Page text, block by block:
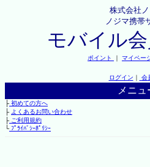
株式会社
ノジマ携帯
モバイル
ポイント ｜ マイペー
ログイン ｜ 会
メニュ
├初めての方へ
├ よくあるお問い合わせ
├ご利用規約
└ﾌﾟﾗｲﾊﾞｼｰﾎﾟﾘｼｰ